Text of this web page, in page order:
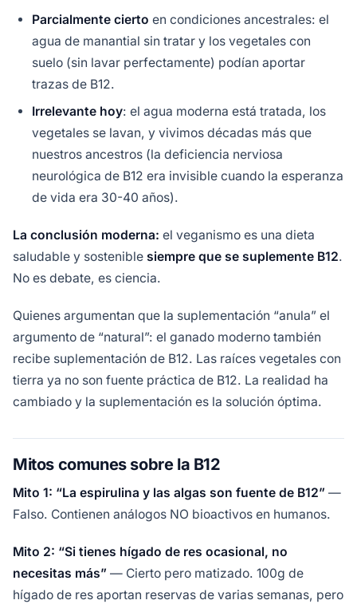
Parcialmente cierto en condiciones ancestrales: el
agua de manantial sin tratar y los vegetales con
suelo (sin lavar perfectamente) podían aportar
trazas de B12.
Irrelevante hoy: el agua moderna está tratada, los
vegetales se lavan, y vivimos décadas más que
nuestros ancestros (la deficiencia nerviosa
neurológica de B12 era invisible cuando la esperanza
de vida era 30-40 años).
La conclusión moderna: el veganismo es una dieta
saludable y sostenible siempre que se suplemente B12.
No es debate, es ciencia.
Quienes argumentan que la suplementación “anula” el
argumento de “natural”: el ganado moderno también
recibe suplementación de B12. Las raíces vegetales con
tierra ya no son fuente práctica de B12. La realidad ha
cambiado y la suplementación es la solución óptima.
Mitos comunes sobre la B12
Mito 1: “La espirulina y las algas son fuente de B12” —
Falso. Contienen análogos NO bioactivos en humanos.
Mito 2: “Si tienes hígado de res ocasional, no
necesitas más” — Cierto pero matizado. 100g de
hígado de res aportan reservas de varias semanas, pero